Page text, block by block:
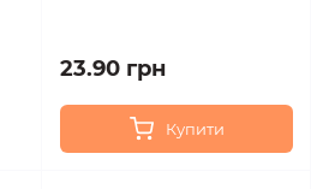
23.90 грн
Купити